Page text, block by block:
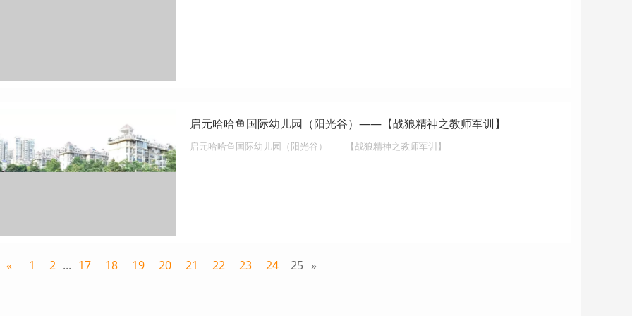
启元哈哈鱼国际幼儿园（阳光谷）——【战狼精神之教师军训】
启元哈哈鱼国际幼儿园（阳光谷）——【战狼精神之教师军训】
« 1 2 ... 17 18 19 20 21 22 23 24 25 »